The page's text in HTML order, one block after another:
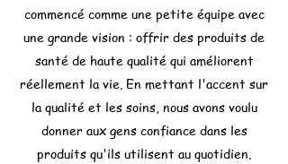
commencé comme une petite équipe avec
une grande vision : offrir des produits de
santé de haute qualité qui améliorent
réellement la vie. En mettant l'accent sur
la qualité et les soins, nous avons voulu
donner aux gens confiance dans les
produits qu'ils utilisent au quotidien.